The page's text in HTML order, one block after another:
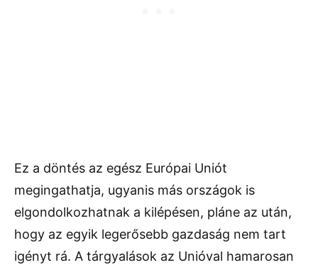
Ez a döntés az egész Európai Uniót
megingathatja, ugyanis más országok is
elgondolkozhatnak a kilépésen, pláne az után,
hogy az egyik legerősebb gazdaság nem tart
igényt rá. A tárgyalások az Unióval hamarosan